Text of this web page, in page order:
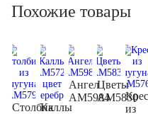
Похожие товары
СтолбикКаллы
Ангел
AM5984
Цветы
AM5830
из